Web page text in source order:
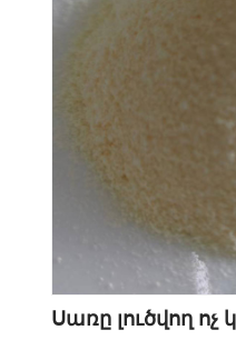
Սառը լուծվող